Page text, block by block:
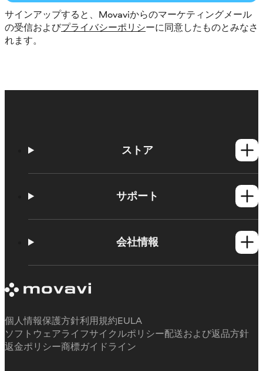
サインアップすると、Movaviからのマーケティングメール
の受信およびプライバシーポリシーに同意したものとみなさ
れます。
ストア
Mac製品
サポート
使い方
体験版の制約
払い戻し
会社情報
お客様の声
当社が選ばれる理由
個人情報保護方針利用規約EULA
ソフトウェアライフサイクルポリシー配送および返品方針
返金ポリシー商標ガイドライン